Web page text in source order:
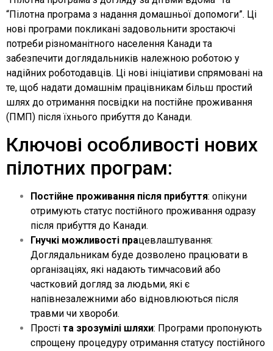
“Пілотна програма з надання домашньої допомоги”. Ці
нові програми покликані задовольнити зростаючі
потреби різноманітного населення Канади та
забезпечити доглядальників належною роботою у
надійних роботодавців. Ці нові ініціативи спрямовані на
те, щоб надати домашнім працівникам більш простий
шлях до отримання посвідки на постійне проживання
(ПМП) після їхнього прибуття до Канади.
Ключові особливості нових
пілотних програм:
Постійне проживання після прибуття: опікуни
отримують статус постійного проживання одразу
після прибуття до Канади.
Гнучкі можливості працевлаштування:
Доглядальникам буде дозволено працювати в
організаціях, які надають тимчасовий або
частковий догляд за людьми, які є
напівнезалежними або відновлюються після
травми чи хвороби.
Прості та зрозумілі шляхи: Програми пропонують
спрощену процедуру отримання статусу постійного